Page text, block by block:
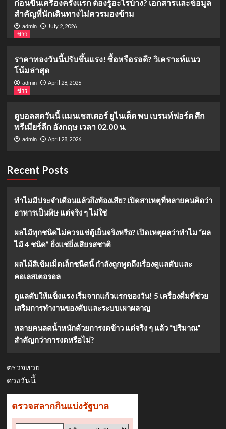
ก่อนขึ้นเครื่องครั้งแรก ต้องรู้อะไรบ้าง? เอกสารและข้อมูล
สำคัญที่นักเดินทางไม่ควรมองข้าม
admin
July 2, 2026
ข่าว
ราคาทองวันนี้ปรับขึ้นแรง! ซื้อหรือรอดี? วิเคราะห์แนว
โน้มล่าสุด
admin
April 28, 2026
ข่าว
ดูบอลสดวันนี้ แมนเชสเตอร์ ยูไนเต็ด พบ เบรนท์ฟอร์ด ศึก
พรีเมียร์ลีก อังกฤษ เวลา 02.00 น.
admin April 28, 2026
Recent Posts
ทำไมมีประจำเดือนแล้วถึงท้องเสีย? เปิดสาเหตุที่หลายคนคิดว่า
อาหารเป็นพิษ แต่จริง ๆ ไม่ใช่
ผลไม้ทุกชนิดไม่ควรแช่ตู้เย็นจริงหรือ? เปิดเหตุผลว่าทำไม “ผล
ไม้ 4 ชนิด” ยิ่งแช่ยิ่งเสียรสชาติ
ผลไม้สีเข้มเม็ดเล็กชนิดนี้ กำลังถูกพูดถึงเรื่องดูแลตับและ
คอเลสเตอรอล
ดูแลตับให้แข็งแรง เริ่มจากแก้วแรกของวัน! 5 เครื่องดื่มที่ช่วย
เสริมการทำงานของตับและระบบเผาผลาญ
หลายคนลดน้ำหนักด้วยการงดข้าว แต่จริง ๆ แล้ว “ปริมาณ”
สำคัญกว่าการงดหรือไม่?
ตรวจหวย
ดวงวันนี้